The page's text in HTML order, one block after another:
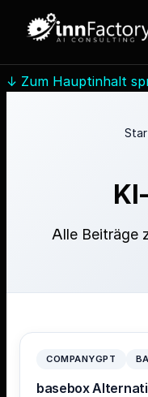
↓ Zum Hauptinhalt
Alle Beiträge
COMPANYGPT
basebox